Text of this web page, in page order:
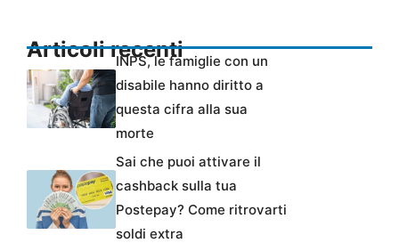
Articoli recentiINPS, le famiglie con un
disabile hanno diritto a
questa cifra alla sua
morte
Sai che puoi attivare il
cashback sulla tua
Postepay? Come ritrovarti
soldi extra